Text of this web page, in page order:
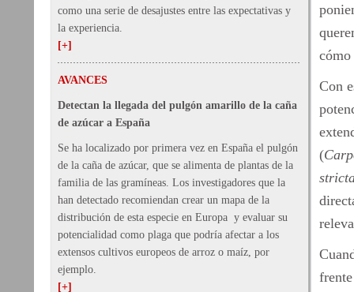
como una serie de desajustes entre las expectativas y
la experiencia.
[+]
AVANCES
Detectan la llegada del pulgón amarillo de la caña
de azúcar a España
Se ha localizado por primera vez en España el pulgón
de la caña de azúcar, que se alimenta de plantas de la
familia de las gramíneas. Los investigadores que la
han detectado recomiendan crear un mapa de la
distribución de esta especie en Europa y evaluar su
potencialidad como plaga que podría afectar a los
extensos cultivos europeos de arroz o maíz, por
ejemplo.
[+]
cómo
Con
(